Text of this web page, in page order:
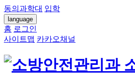
동의과학대 입학
language
홈 로그인
사이트맵 카카오채널